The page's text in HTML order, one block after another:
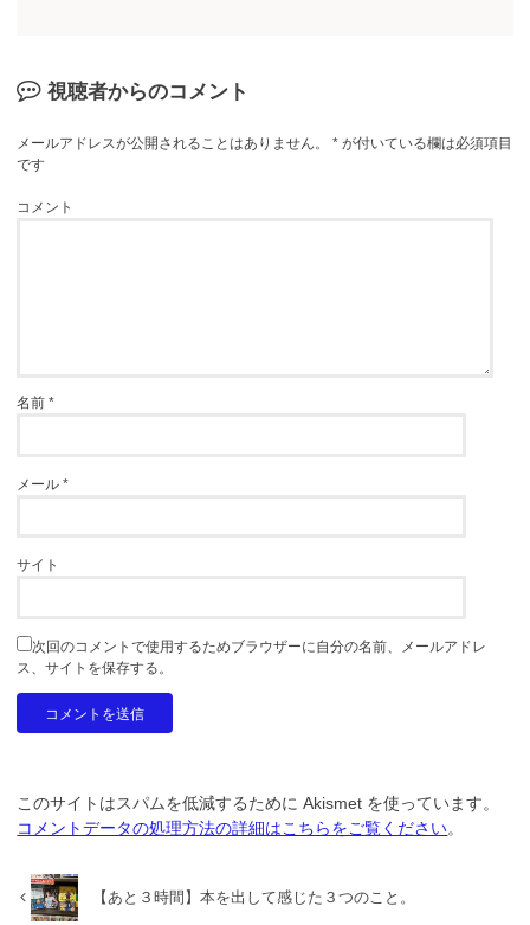
視聴者からのコメント
メールアドレスが公開されることはありません。 * が付いている欄は必須項目
です
コメント
名前*
メール*
サイト
次回のコメントで使用するためブラウザーに自分の名前、メールアドレ
ス、サイトを保存する。
このサイトはスパムを低減するために Akismet を使っています。
コメントデータの処理方法の詳細はこちらをご覧ください。
【あと３時間】本を出して感じた３つのこと。